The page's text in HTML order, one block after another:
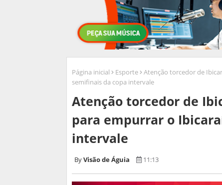
Página inicial Esporte
Atenção torcedor de
semifinais da copa intervale
Atenção torcedor de
para empurrar o
intervale
Visão de Águia 11:13